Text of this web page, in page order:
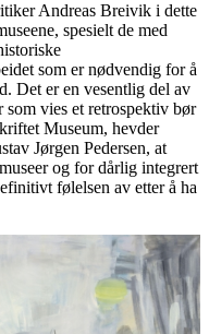
Andreas Breivik i dette
spesielt de med
som er nødvendig for å
Det er en vesentlig del av
som vies et retrospektiv bør
Museum, hevder
Jørgen Pedersen, at
og for dårlig integrert
følelsen av etter å ha